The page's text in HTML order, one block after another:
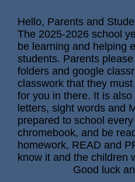
Hello, Parents and
The 2025-2026 school
be learning and helping
students. Parents
folders and google
classwork that they
for you in there. It is
letters, sight words and
prepared to school
chromebook, and be
homework, READ and
know it and the children
Good luck and